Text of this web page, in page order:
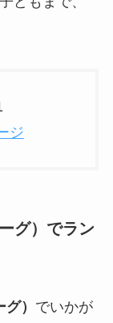
ジ
グ） でラン
） でいかが